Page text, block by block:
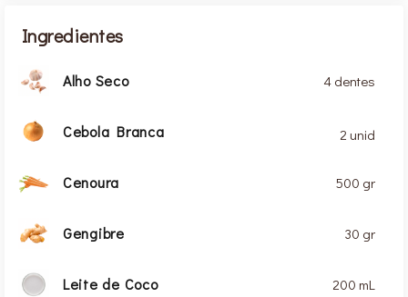
Ingredientes
Alho Seco 4 dentes
Cebola Branca 2 unid
Cenoura 500 gr
Gengibre 30 gr
Leite de Coco 200 mL